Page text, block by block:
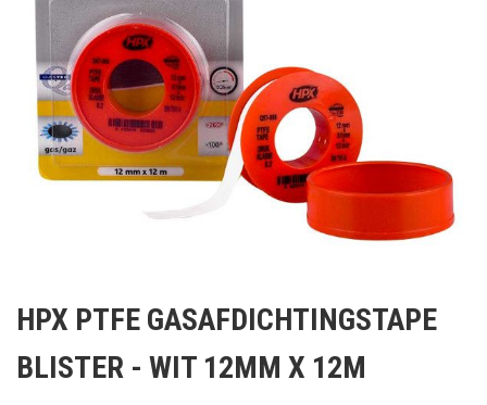
het
van
HPX PTFE GASAFDICHTINGSTAPE
BLISTER - WIT 12MM X 12M